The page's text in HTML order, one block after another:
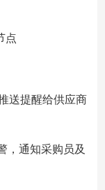
点
送提醒给供应商
，通知采购员及